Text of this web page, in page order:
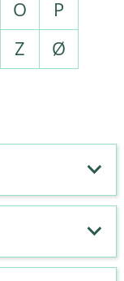
O
P
Z Ø